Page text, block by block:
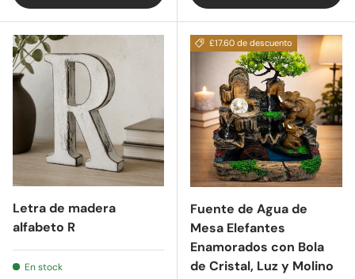
Letra de madera
alfabeto R
En stock
£17.60 de descuento
Fuente de Agua de
Mesa Elefantes
Enamorados con Bola
de Cristal, Luz y Molino